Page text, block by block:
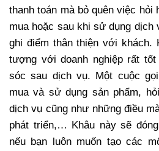
thanh toán mà bỏ quên việc hỏi
mua hoặc sau khi sử dụng dịch
ghi điểm thân thiện với khách.
tượng với doanh nghiệp rất
sóc sau dịch vụ. Một cuộc
mua và sử dụng sản phẩm,
dịch vụ cũng như những điều
phát triển,… Khâu này sẽ
nếu bạn luôn muốn tạo các